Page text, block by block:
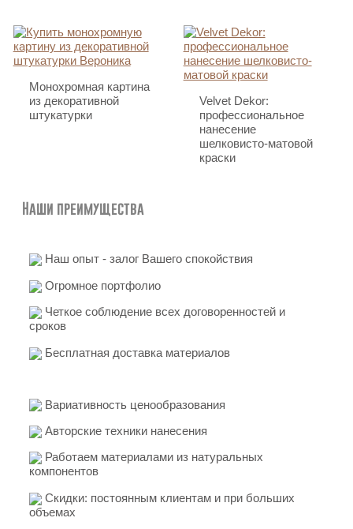
Монохромная картина
из декоративной
штукатурки
Velvet Dekor:
профессиональное
нанесение
шелковисто-матовой
краски
Наши преимущества
Наш опыт - залог Вашего спокойствия
Огромное портфолио
Четкое соблюдение всех договоренностей и
сроков
Бесплатная доставка материалов
Вариативность ценообразования
Авторские техники нанесения
Работаем материалами из натуральных
компонентов
Скидки: постоянным клиентам и при больших
объемах